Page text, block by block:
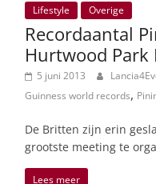
Lifestyle Overige
Recordaantal
Hurtwood Park
5 juni 2013
Guinness world records,
De Britten zijn erin
grootste meeting te
Lees meer